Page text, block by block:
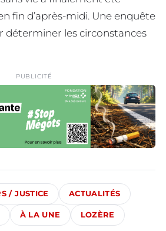
fin d’après-midi. Une enquête
déterminer les circonstances
PUBLICITÉ
/ JUSTICE ACTUALITÉS
À LA UNE LOZÈRE